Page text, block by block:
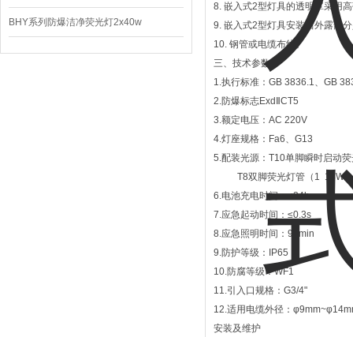
BHY系列防爆洁净荧光灯2x40w
8. 嵌入式2型灯具的透明罩采用
9. 嵌入式2型灯具安装后外露部
10. 钢管或电缆布线。
三、技术参数
1.执行标准：GB 3836.1、GB
2.防爆标志ExdⅡCT5
3.额定电压：AC 220V
4.灯座规格：Fa6、G13
5.配装光源：T10单脚瞬时启动
T8双脚荧光灯管（1 18W、
6.电池充电时间：≤24h
7.应急起动时间：≤0.3s
8.应急照明时间：90min
9.防护等级：IP65
10.防腐等级：WF1
11.引入口规格：G3/4"
12.适用电缆外径：
安装及维护